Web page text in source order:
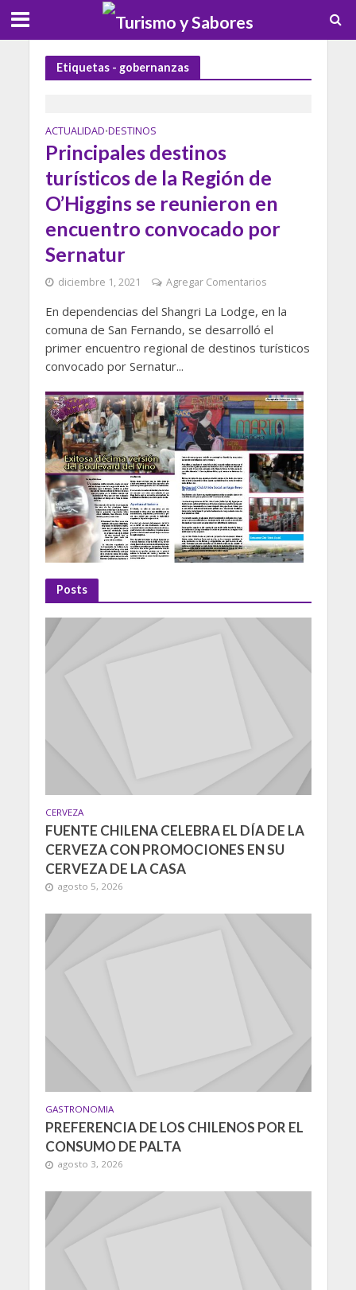
Etiquetas - gobernanzas
ACTUALIDAD•DESTINOS
Principales destinos
turísticos de la Región de
O’Higgins se reunieron en
encuentro convocado por
Sernatur
diciembre 1, 2021 Agregar Comentarios
En dependencias del Shangri La Lodge, en la
comuna de San Fernando, se desarrolló el
primer encuentro regional de destinos turísticos
convocado por Sernatur...
Posts
CERVEZA
FUENTE CHILENA CELEBRA EL DÍA DE LA
CERVEZA CON PROMOCIONES EN SU
CERVEZA DE LA CASA
agosto 5, 2026
GASTRONOMIA
PREFERENCIA DE LOS CHILENOS POR EL
CONSUMO DE PALTA
agosto 3, 2026